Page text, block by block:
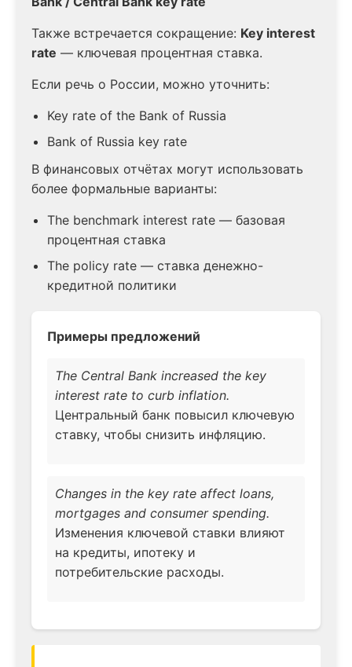
Также встречается сокращение: Key interest
rate — ключевая процентная ставка.
Если речь о России, можно уточнить:
Key rate of the Bank of Russia
Bank of Russia key rate
В финансовых отчётах могут использовать
более формальные варианты:
The benchmark interest rate — базовая
процентная ставка
The policy rate — ставка денежно-
кредитной политики
Примеры предложений
The Central Bank increased the key
interest rate to curb inflation.
Центральный банк повысил ключевую
ставку, чтобы снизить инфляцию.
Changes in the key rate affect loans,
mortgages and consumer spending.
Изменения ключевой ставки влияют
на кредиты, ипотеку и
потребительские расходы.